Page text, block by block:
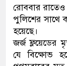
রোববার রাতেও
পুলিশের সাথে
হয়েছে।
জর্জ ফ্লয়েডের
যে বিক্ষোভ